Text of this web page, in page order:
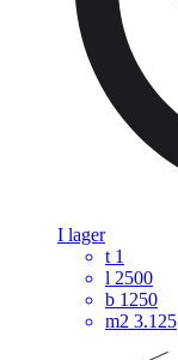
I lager
t 1
l 2500
b 1250
m2 3.125